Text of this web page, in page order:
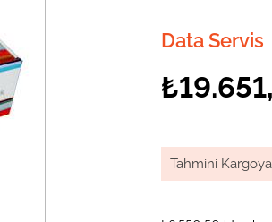
Data Servis
Tahmini